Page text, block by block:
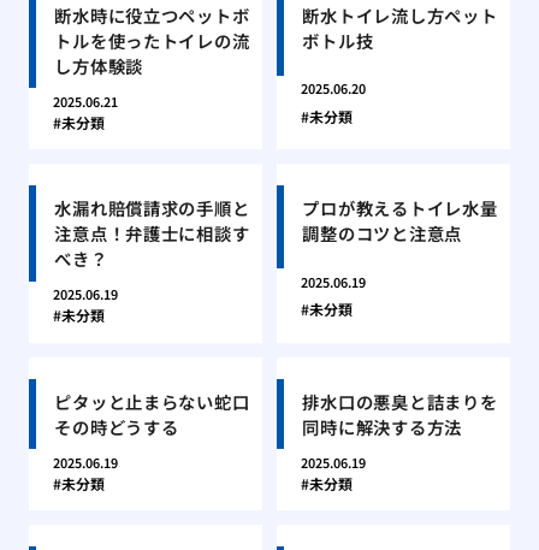
断水時に役立つペットボ
トルを使ったトイレの流
し方体験談
2025.06.21
未分類
断水トイレ流し方ペット
ボトル技
2025.06.20
未分類
水漏れ賠償請求の手順と
注意点！弁護士に相談す
べき？
2025.06.19
未分類
プロが教えるトイレ水量
調整のコツと注意点
2025.06.19
未分類
ピタッと止まらない蛇口
その時どうする
2025.06.19
未分類
排水口の悪臭と詰まりを
同時に解決する方法
2025.06.19
未分類